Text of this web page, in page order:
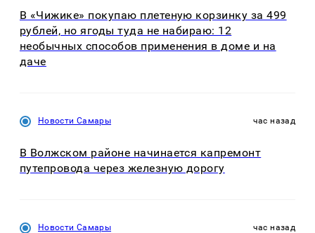
В «Чижике» покупаю плетеную корзинку за 499
рублей, но ягоды туда не набираю: 12
необычных способов применения в доме и на
даче
Новости Самары час назад
В Волжском районе начинается капремонт
путепровода через железную дорогу
Новости Самары час назад